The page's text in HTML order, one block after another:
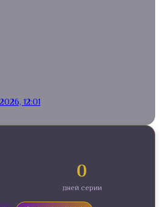
12:01
0
дней серии